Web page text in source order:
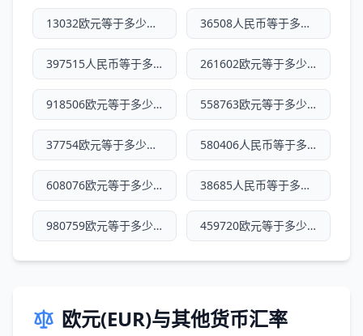
13032欧元等于多少人民币 36508人民币等于多少欧元
397515人民币等于多少欧元 261602欧元等于多少人民币
918506欧元等于多少人民币 558763欧元等于多少人民币
37754欧元等于多少人民币 580406人民币等于多少欧元
608076欧元等于多少人民币 38685人民币等于多少欧元
980759欧元等于多少人民币 459720欧元等于多少人民币
欧元(EUR)与其他货币汇率